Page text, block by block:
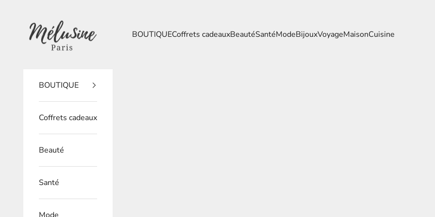
Mélusine Paris
BOUTIQUECoffrets cadeauxBeautéSantéModeBijouxVoyageMaisonCuisine
BOUTIQUE
Coffrets cadeaux
Beauté
Santé